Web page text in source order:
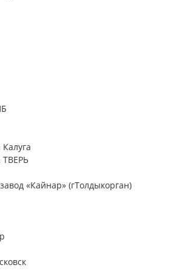
ТВЕРЬ
«Кайнар» (гТолдыкорган)